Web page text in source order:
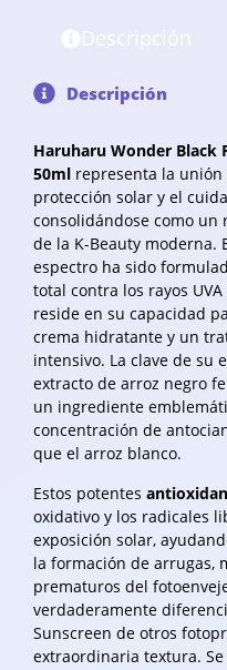
Descripción
Haruharu Wonder Black
50ml representa la
protección solar y el
consolidándose como
de la K-Beauty moderna.
espectro ha sido
total contra los rayos
reside en su capacidad
crema hidratante y un
intensivo. La clave de su
extracto de arroz negro
un ingrediente
concentración de
que el arroz blanco.
Estos potentes
oxidativo y los radicales
exposición solar,
la formación de arrugas,
prematuros del
verdaderamente
Sunscreen de otros
extraordinaria textura.